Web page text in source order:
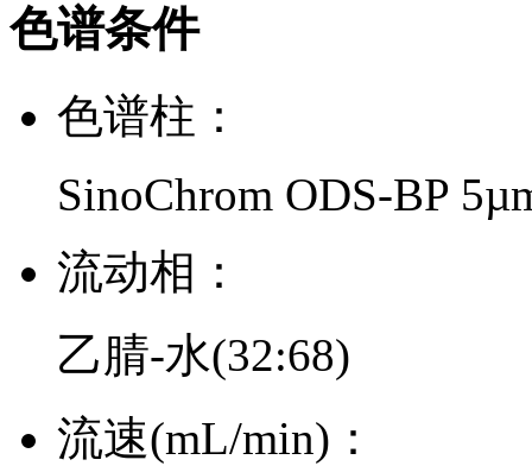
色谱条件
色谱柱：
SinoChrom ODS-BP
流动相：
乙腈-水(32:68)
流速(mL/min)：